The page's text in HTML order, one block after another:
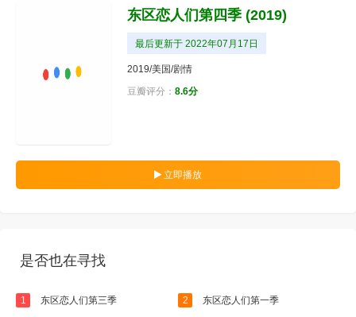
东区恋人们第四季 (2019)
最后更新于 2022年07月17日
2019/美国/剧情
豆瓣评分： 8.6分
立即播放
是否也在寻找
1 东区恋人们第三季 2 东区恋人们第一季